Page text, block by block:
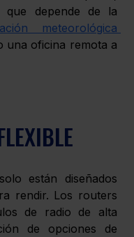
depende de la
meteorológica
una oficina remota a
están diseñados
rendir. Los routers
de radio de alta
de opciones de